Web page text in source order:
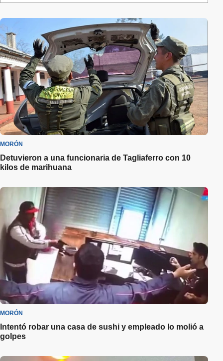
MORÓN
Detuvieron a una funcionaria de Tagliaferro con 10
kilos de marihuana
MORÓN
Intentó robar una casa de sushi y empleado lo molió a
golpes